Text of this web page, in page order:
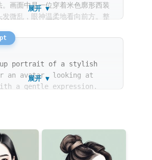
。画面中是一位穿着米色廓形西装
发微乱，眼神温柔地看向前方。整
的晕染效果。色彩低饱和，背景为
油色，尽显优雅与高级感。
展开 ▼
up portrait of a stylish
an avatar, looking at
a gentle expression.
features a delicate
mixed with a rough
She is wearing a
oversized blazer. The
exhibits watercolor and
展开 ▼